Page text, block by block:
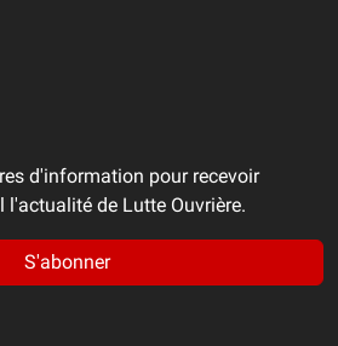
d'information pour recevoir
de Lutte Ouvrière.
S'abonner